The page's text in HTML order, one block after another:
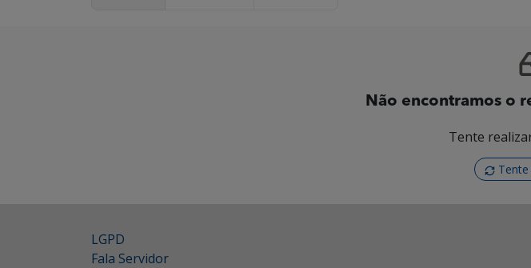
Não encontramos o
Tente
Tente
LGPD
Fala Servidor